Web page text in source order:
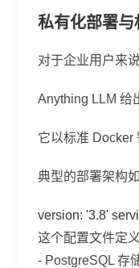
私有化部署
对于企业用户来
Anything LLM 给
它以标准 Docker
典型的部署架构如
version: '3.8'
这个配置文件定
- PostgreSQL 存